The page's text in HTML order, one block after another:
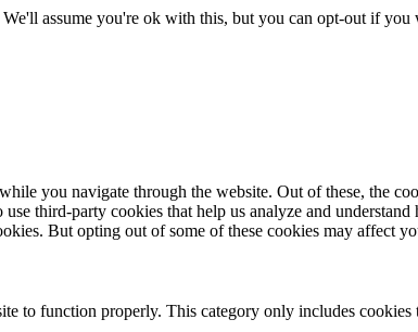
assume you're ok with this, but you can opt-out if you
you navigate through the website. Out of these, the
third-party cookies that help us analyze and
But opting out of some of these cookies may affect
to function properly. This category only includes